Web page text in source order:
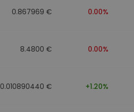
0.867969 € 0.00%
8.4800 € 0.00%
0.010890440 € +1.20%